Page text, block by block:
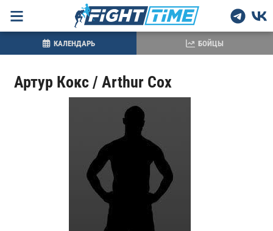
Артур Кокс / Arthur Cox
КАЛЕНДАРЬ БОЙЦЫ